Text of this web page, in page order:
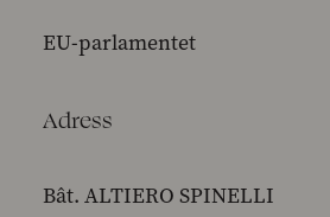
EU-parlamentet
Adress
Bât. ALTIERO SPINELLI